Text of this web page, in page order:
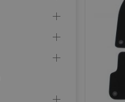
mage-cache-sessid
product_data_storage